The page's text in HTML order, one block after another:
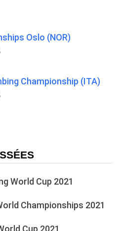
Oslo (NOR)
Championship (ITA)
World Cup 2021
Championships 2021